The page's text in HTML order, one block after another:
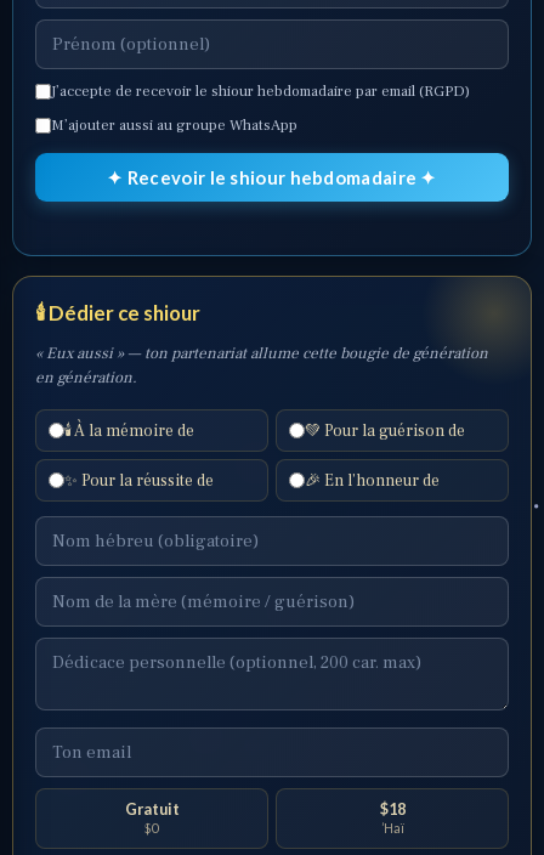
J’accepte de recevoir le shiour hebdomadaire par email (RGPD)
M’ajouter aussi au groupe WhatsApp
✦ Recevoir le shiour hebdomadaire ✦
🕯️ Dédier ce shiour
« Eux aussi » — ton partenariat allume cette bougie de génération
en génération.
🕯️ À la mémoire de 💚 Pour la guérison de
✨ Pour la réussite de 🎉 En l’honneur de
Gratuit
$0
$18
’Haï